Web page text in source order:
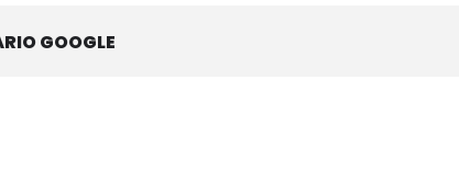
GOOGLE